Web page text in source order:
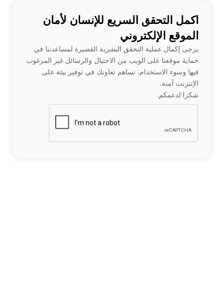
اكمل التحقق السريع للإنسان لأمان
الموقع الإلكتروني
يرجى إكمال عملية التحقق البشرية القصيرة لمساعدتنا في
حماية موقعنا على الويب من الاحتيال والرسائل غير المرغوب
فيها وسوء الاستخدام. تساهم تعاونك في توفير بيئة على
الإنترنت آمنة.
شكرا لدعمكم.